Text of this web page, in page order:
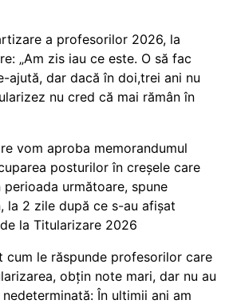
a profesorilor 2026, la
„Am zis iau ce este. O să fac
ajută, dar dacă în doi,trei ani nu
nu cred că mai rămân în
vom aproba memorandumul
posturilor în creșele care
următoare, spune
la 2 zile după ce s-au afișat
la Titularizare 2026
cum le răspunde profesorilor care
obțin note mari, dar nu au
În ultimii ani am